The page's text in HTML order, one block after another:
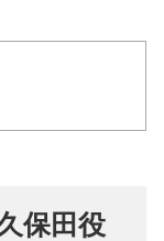
保田役